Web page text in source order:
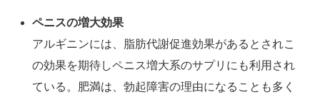
ペニスの増大効果
アルギニンには、脂肪代謝促進効果があるとされこ
の効果を期待しペニス増大系のサプリにも利用され
ている。肥満は、勃起障害の理由になることも多く